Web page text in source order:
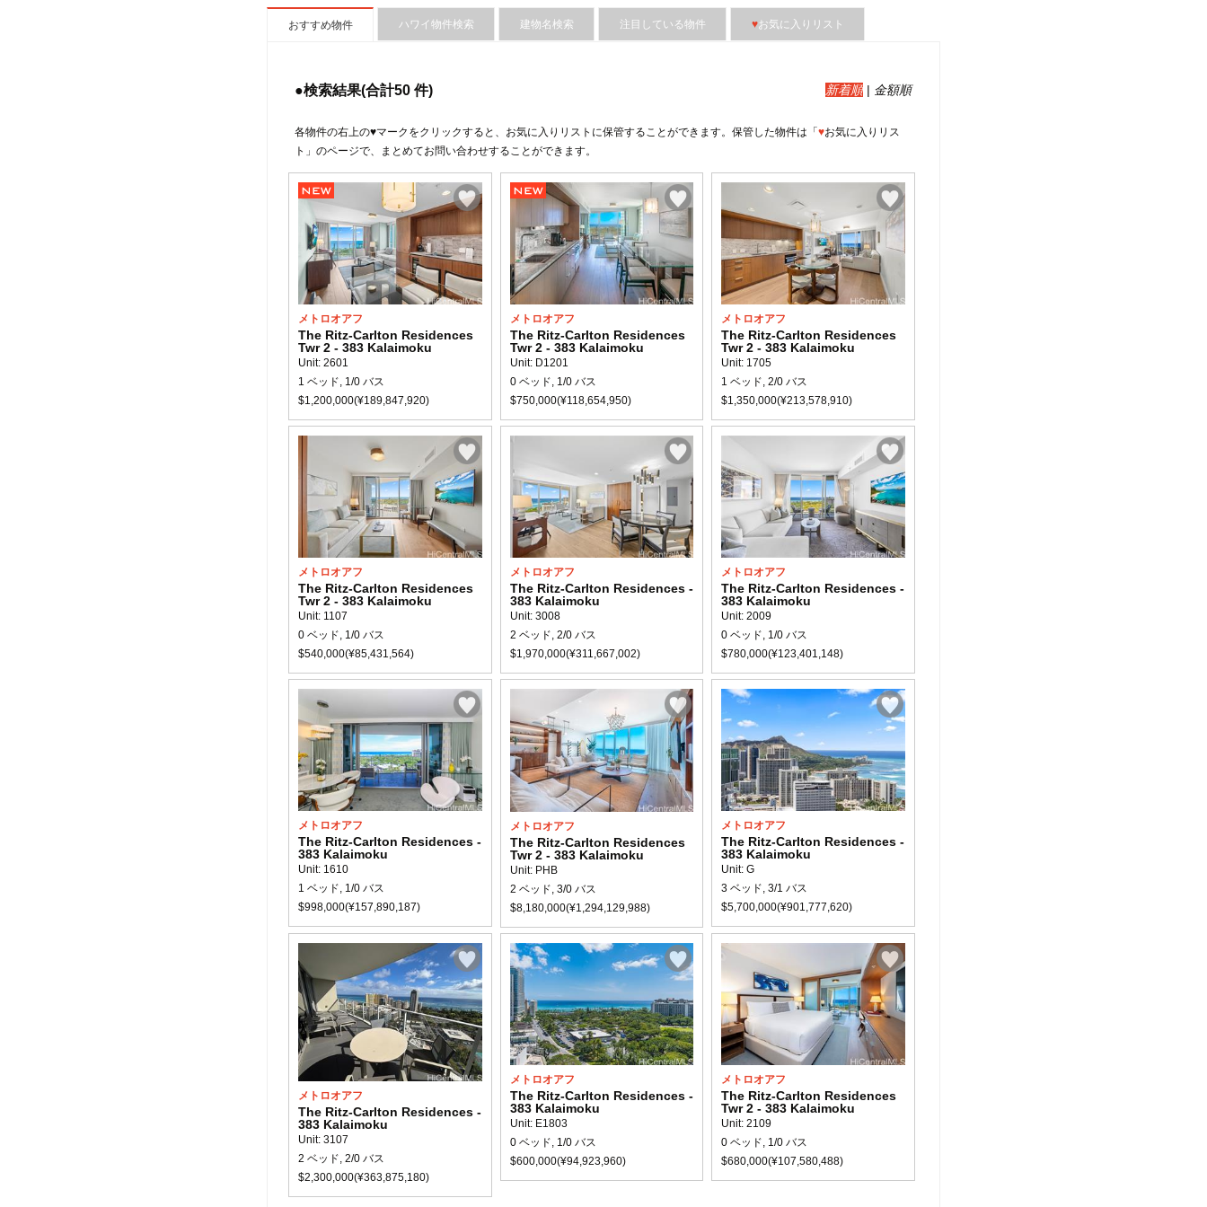
おすすめ物件 ハワイ物件検索 建物名検索 注目している物件 ♥お気に入りリスト
●検索結果(合計50 件) 新着順 | 金額順
各物件の右上の♥マークをクリックすると、︎お気に入りリストに保管することができます。保管した物件は「♥お気に入りリス
ト」のページで、まとめてお問い合わせすることができます。
メトロオアフ
The Ritz-Carlton Residences
Twr 2 - 383 Kalaimoku
Unit: 2601
1 ベッド, 1/0 バス
$1,200,000(¥189,847,920)
メトロオアフ
The Ritz-Carlton Residences
Twr 2 - 383 Kalaimoku
Unit: D1201
0 ベッド, 1/0 バス
$750,000(¥118,654,950)
メトロオアフ
The Ritz-Carlton Residences
Twr 2 - 383 Kalaimoku
Unit: 1705
1 ベッド, 2/0 バス
$1,350,000(¥213,578,910)
メトロオアフ
The Ritz-Carlton Residences
Twr 2 - 383 Kalaimoku
Unit: 1107
0 ベッド, 1/0 バス
$540,000(¥85,431,564)
メトロオアフ
The Ritz-Carlton Residences -
383 Kalaimoku
Unit: 3008
2 ベッド, 2/0 バス
$1,970,000(¥311,667,002)
メトロオアフ
The Ritz-Carlton Residences -
383 Kalaimoku
Unit: 2009
0 ベッド, 1/0 バス
$780,000(¥123,401,148)
メトロオアフ
The Ritz-Carlton Residences -
383 Kalaimoku
Unit: 1610
1 ベッド, 1/0 バス
$998,000(¥157,890,187)
メトロオアフ
The Ritz-Carlton Residences
Twr 2 - 383 Kalaimoku
Unit: PHB
2 ベッド, 3/0 バス
$8,180,000(¥1,294,129,988)
メトロオアフ
The Ritz-Carlton Residences -
383 Kalaimoku
Unit: G
3 ベッド, 3/1 バス
$5,700,000(¥901,777,620)
メトロオアフ
The Ritz-Carlton Residences -
383 Kalaimoku
Unit: 3107
2 ベッド, 2/0 バス
$2,300,000(¥363,875,180)
メトロオアフ
The Ritz-Carlton Residences -
383 Kalaimoku
Unit: E1803
0 ベッド, 1/0 バス
$600,000(¥94,923,960)
メトロオアフ
The Ritz-Carlton Residences
Twr 2 - 383 Kalaimoku
Unit: 2109
0 ベッド, 1/0 バス
$680,000(¥107,580,488)